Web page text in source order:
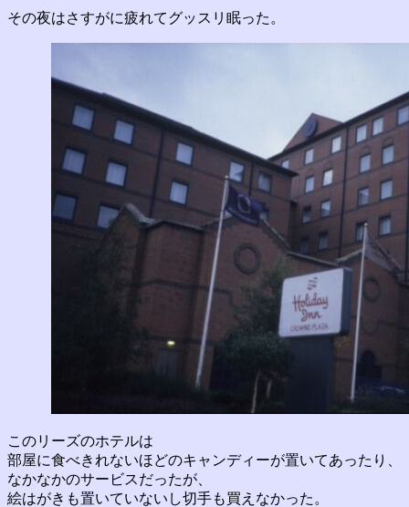
その夜はさすがに疲れてグッスリ眠った。
このリーズのホテルは
部屋に食べきれないほどのキャンディーが置いてあったり、
なかなかのサービスだったが、
絵はがきも置いていないし切手も買えなかった。